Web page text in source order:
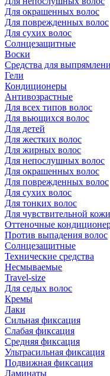
Для окрашенных волос
Для поврежденных волос
Для сухих волос
Солнцезащитные
Воски
Средства для
Гели
Кондиционеры
Антивозрастные
Для всех типов волос
Для вьющихся волос
Для детей
Для жестких волос
Для жирных волос
Для непослушных волос
Для окрашенных волос
Для поврежденных волос
Для сухих волос
Для тонких волос
Для чувствительной кожи
Оттеночные
Против выпадения волос
Солнцезащитные
Технические средства
Несмываемые
Travel-size
Для седых волос
Кремы
Лаки
Сильная фиксация
Слабая фиксация
Средняя фиксация
Ультрасильная фиксация
Подвижная фиксация
Ламинаты